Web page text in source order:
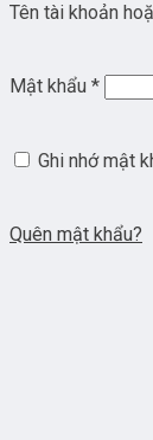
Tên tài khoản
Mật khẩu *
Ghi nhớ mật
Quên mật khẩu?